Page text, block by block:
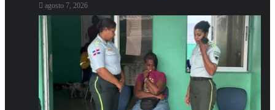
agosto 7, 2026